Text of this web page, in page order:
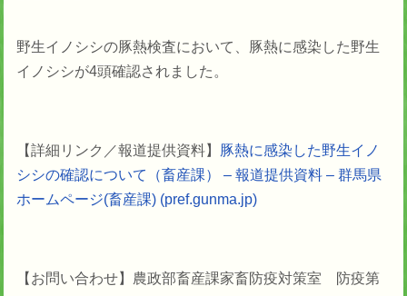
野生イノシシの豚熱検査において、豚熱に感染した野生
イノシシが4頭確認されました。
【詳細リンク／報道提供資料】 豚熱に感染した野生イノ
シシの確認について（畜産課） – 報道提供資料 – 群馬県
ホームページ(畜産課) (pref.gunma.jp)
【お問い合わせ】 農政部畜産課家畜防疫対策室 防疫第